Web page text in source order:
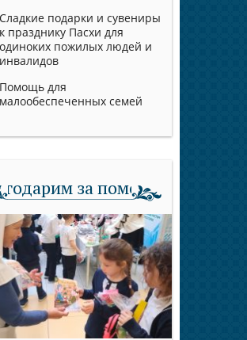
Сладкие подарки и сувениры
к празднику Пасхи для
одиноких пожилых людей и
инвалидов
Помощь для
малообеспеченных семей
за помощь